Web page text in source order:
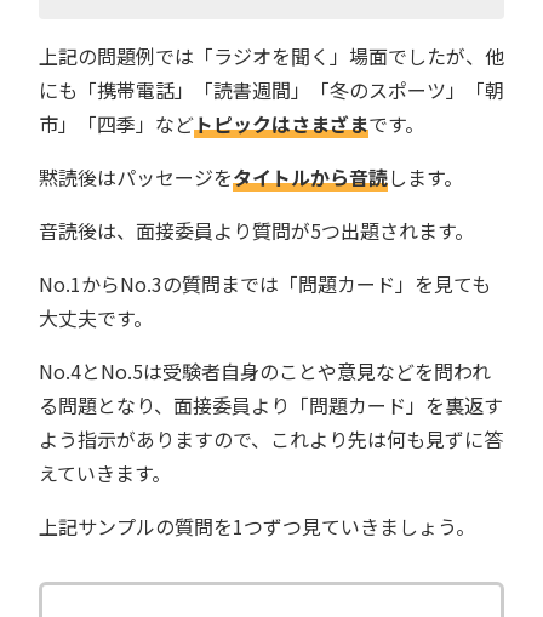
上記の問題例では「ラジオを聞く」場面でしたが、他
にも「携帯電話」「読書週間」「冬のスポーツ」「朝
市」「四季」などトピックはさまざまです。
黙読後はパッセージをタイトルから音読します。
音読後は、面接委員より質問が5つ出題されます。
No.1からNo.3の質問までは「問題カード」を見ても
大丈夫です。
No.4とNo.5は受験者自身のことや意見などを問われ
る問題となり、面接委員より「問題カード」を裏返す
よう指示がありますので、これより先は何も見ずに答
えていきます。
上記サンプルの質問を1つずつ見ていきましょう。